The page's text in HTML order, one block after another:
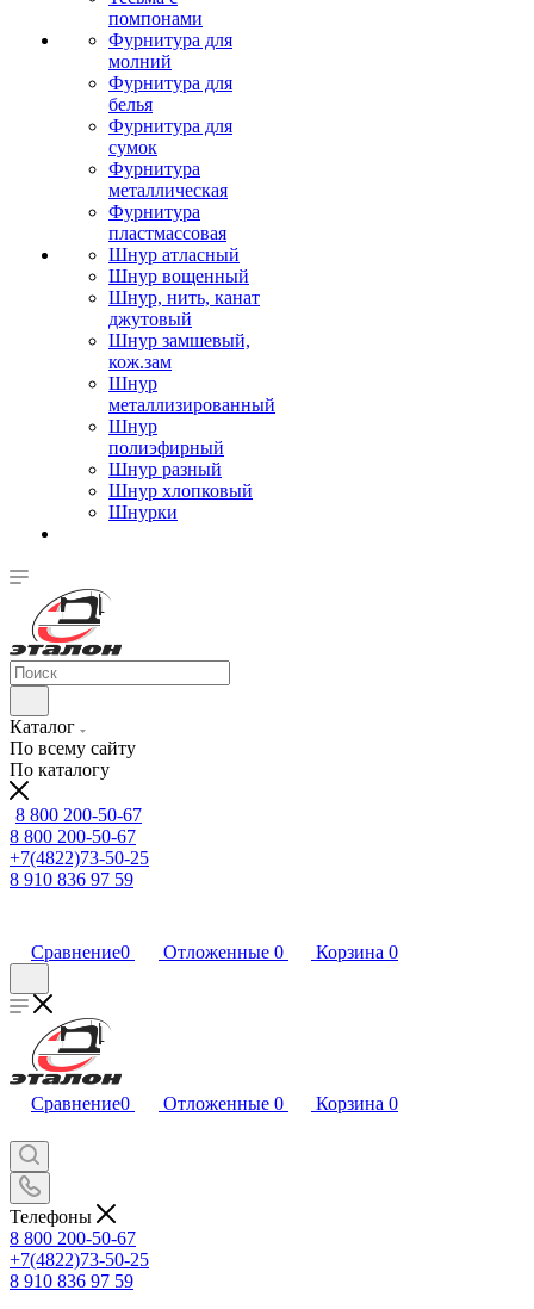
помпонами
Фурнитура для
молний
Фурнитура для
белья
Фурнитура для
сумок
Фурнитура
металлическая
Фурнитура
пластмассовая
Шнур атласный
Шнур вощенный
Шнур, нить, канат
джутовый
Шнур замшевый,
кож.зам
Шнур
металлизированный
Шнур
полиэфирный
Шнур разный
Шнур хлопковый
Шнурки
Каталог
По всему сайту
По каталогу
8 800 200-50-67
8 800 200-50-67
+7(4822)73-50-25
8 910 836 97 59
Сравнение0 Отложенные 0 Корзина 0
Сравнение0 Отложенные 0 Корзина 0
Телефоны
8 800 200-50-67
+7(4822)73-50-25
8 910 836 97 59